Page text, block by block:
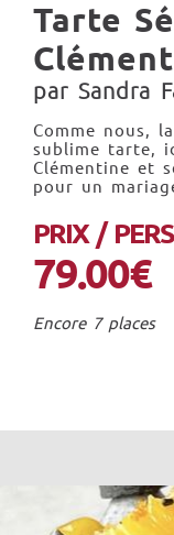
Tarte
par Sandra
Comme nous,
sublime tarte,
Clémentine et
pour un
PRIX /
79.00€
Encore 7 places